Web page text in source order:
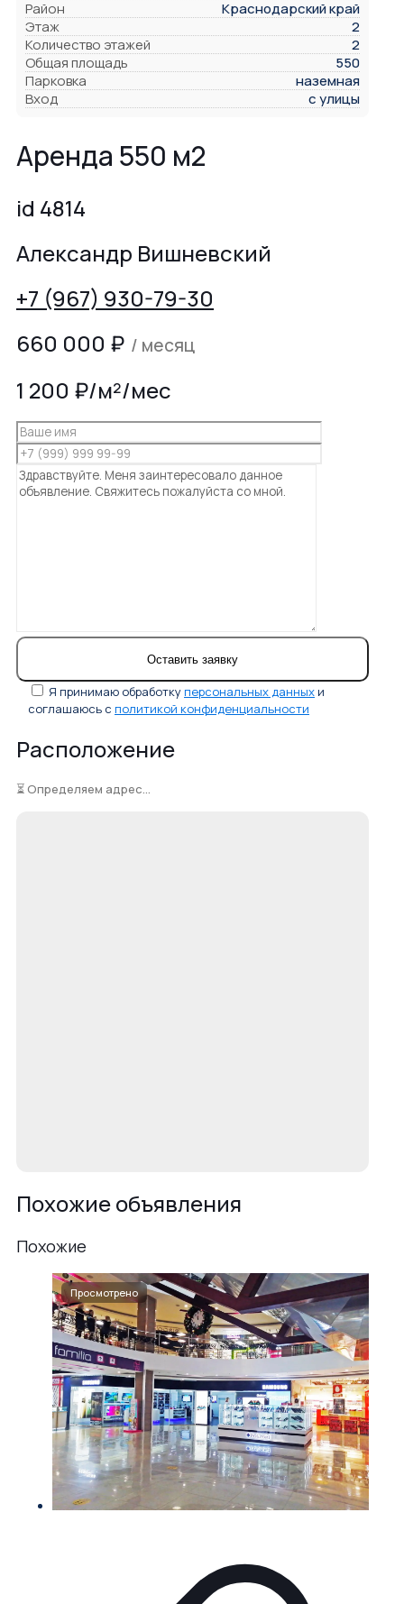
Район
Краснодарский край
Этаж
2
Количество этажей
2
Общая площадь
550
Парковка
наземная
Вход
с улицы
Аренда 550 м2
id 4814
Александр Вишневский
+7 (967) 930-79-30
660 000 ₽ / месяц
1 200 ₽/м²/мес
Я принимаю обработкуперсональных данных и
соглашаюсь с политикой конфиденциальности
Расположение
⏳ Определяем адрес...
Похожие объявления
Похожие